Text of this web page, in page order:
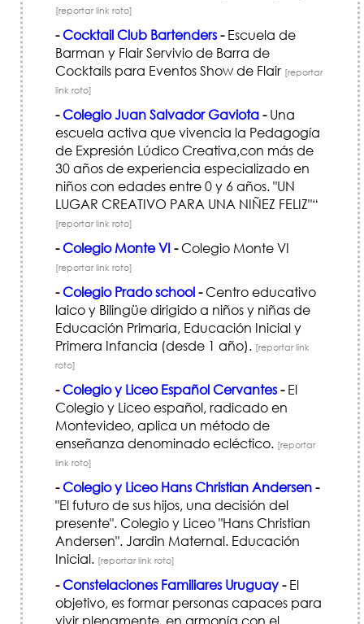
[reportar link roto]
-Cocktail Club Bartenders-Escuela de
Barman y Flair Servivio de Barra de
Cocktails para Eventos Show de Flair [reportar
link roto]
-Colegio Juan Salvador Gaviota-Una
escuela activa que vivencia la Pedagogía
de Expresión Lúdico Creativa,con más de
30 años de experiencia especializado en
niños con edades entre 0 y 6 años. "UN
LUGAR CREATIVO PARA UNA NIÑEZ FELIZ"“
[reportar link roto]
-Colegio Monte VI -Colegio Monte VI
[reportar link roto]
-Colegio Prado school-Centro educativo
laico y Bilingüe dirigido a niños y niñas de
Educación Primaria, Educación Inicial y
Primera Infancia (desde 1 año). [reportar link
roto]
-Colegio y Liceo Español Cervantes-El
Colegio y Liceo español, radicado en
Montevideo, aplica un método de
enseñanza denominado ecléctico. [reportar
link roto]
-Colegio y Liceo Hans Christian Andersen-
"El futuro de sus hijos, una decisión del
presente". Colegio y Liceo "Hans Christian
Andersen". Jardin Maternal. Educación
Inicial. [reportar link roto]
-Constelaciones Familiares Uruguay-El
objetivo, es formar personas capaces para
vivir plenamente, en armonía con el